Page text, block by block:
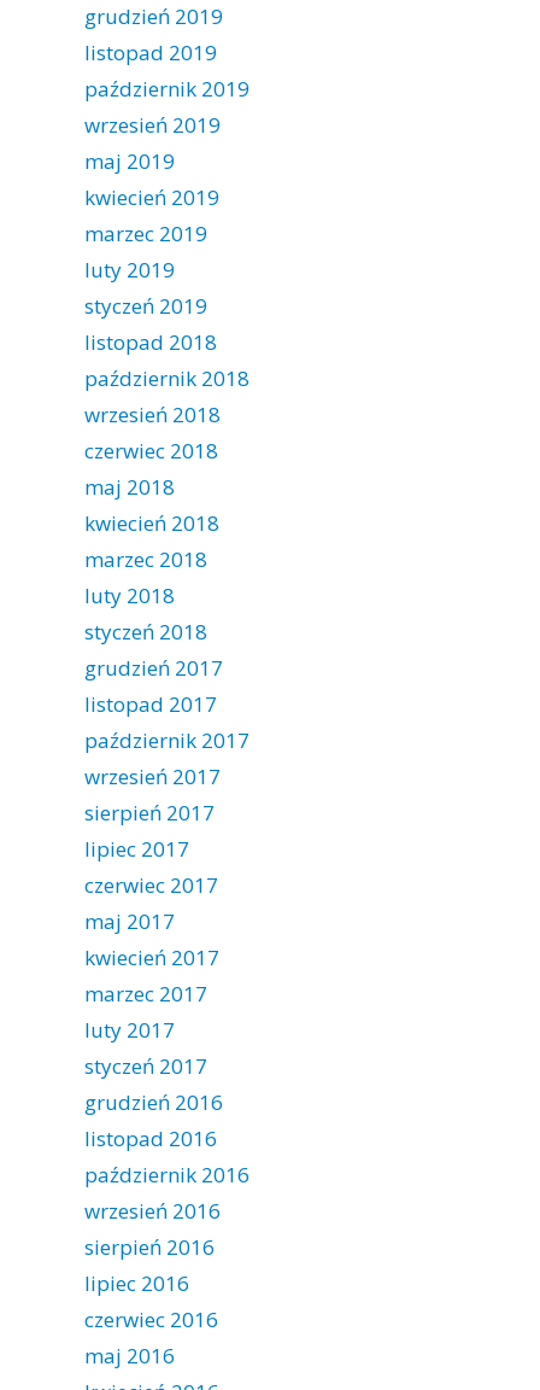
grudzień 2019
listopad 2019
październik 2019
wrzesień 2019
maj 2019
kwiecień 2019
marzec 2019
luty 2019
styczeń 2019
listopad 2018
październik 2018
wrzesień 2018
czerwiec 2018
maj 2018
kwiecień 2018
marzec 2018
luty 2018
styczeń 2018
grudzień 2017
listopad 2017
październik 2017
wrzesień 2017
sierpień 2017
lipiec 2017
czerwiec 2017
maj 2017
kwiecień 2017
marzec 2017
luty 2017
styczeń 2017
grudzień 2016
listopad 2016
październik 2016
wrzesień 2016
sierpień 2016
lipiec 2016
czerwiec 2016
maj 2016